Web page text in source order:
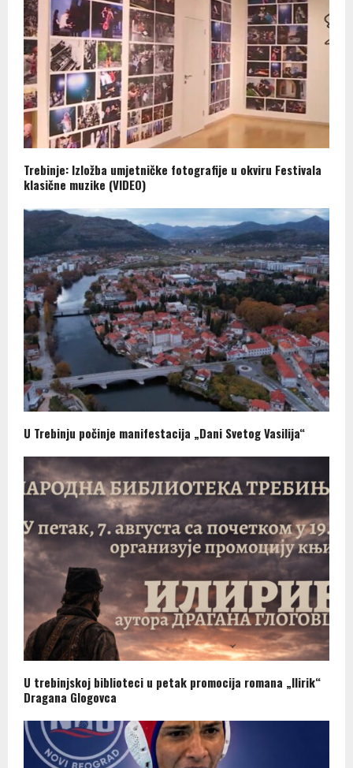
Trebinje: Izložba umjetničke fotografije u okviru Festivala
klasične muzike (VIDEO)
U Trebinju počinje manifestacija „Dani Svetog Vasilija“
U trebinjskoj biblioteci u petak promocija romana „Ilirik“
Dragana Glogovca